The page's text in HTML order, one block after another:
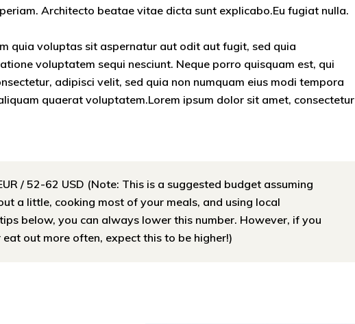
Architecto beatae vitae dicta sunt explicabo.Eu fugiat nulla.
quia voluptas sit aspernatur aut odit aut fugit, sed quia
voluptatem sequi nesciunt. Neque porro quisquam est, qui
adipisci velit, sed quia non numquam eius modi tempora
quaerat voluptatem.Lorem ipsum dolor sit amet, consectetur
/ 52-62 USD (Note: This is a suggested budget assuming
a little, cooking most of your meals, and using local
below, you can always lower this number. However, if you
out more often, expect this to be higher!)